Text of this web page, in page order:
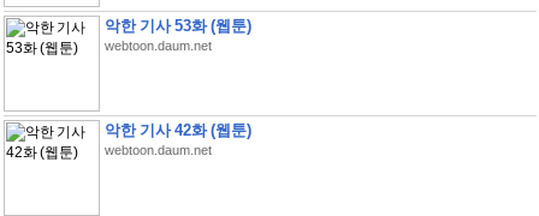
악한 기사 53화 (웹툰)
webtoon.daum.net
악한 기사 42화 (웹툰)
webtoon.daum.net